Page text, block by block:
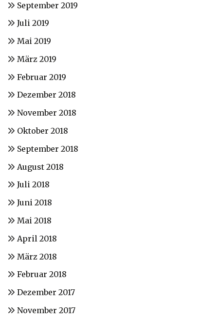
September 2019
Juli 2019
Mai 2019
März 2019
Februar 2019
Dezember 2018
November 2018
Oktober 2018
September 2018
August 2018
Juli 2018
Juni 2018
Mai 2018
April 2018
März 2018
Februar 2018
Dezember 2017
November 2017